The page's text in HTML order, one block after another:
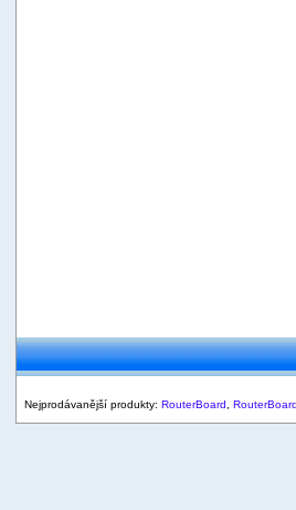
Nejprodávanější produkty: RouterBoard